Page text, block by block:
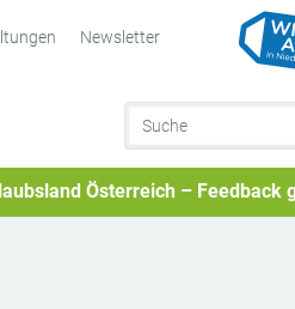
Newsletter
– Feedback geben und